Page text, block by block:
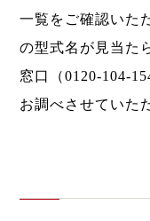
一覧をご確認いた
の型式名が見当た
窓口（0120-104-
お調べさせていた